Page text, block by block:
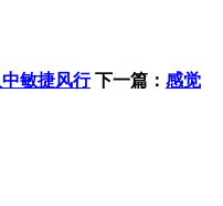
敏捷风行 下一篇： 感觉